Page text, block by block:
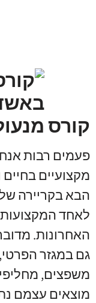
קורס
פעמים רבות
מקצועיים
הבא בקריירה
לאחד
האחרונות.
גם במגזר הפרטי,
משפצים,
מוצאים עצמם